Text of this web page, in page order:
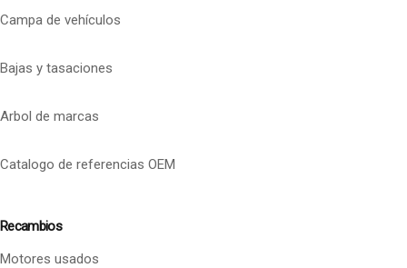
Campa de vehículos
Bajas y tasaciones
Arbol de marcas
Catalogo de referencias OEM
Recambios
Motores usados